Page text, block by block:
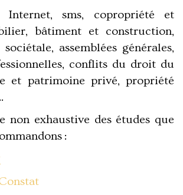
Internet, sms, copropriété et
bâtiment et construction,
assemblées générales,
conflits du droit du
et patrimoine privé, propriété
non exhaustive des études que
: